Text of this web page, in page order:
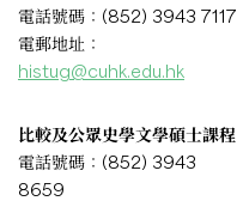
電話號碼：(852) 3943 7117
電郵地址：
histug@cuhk.edu.hk
比較及公眾史學文學碩士課程
電話號碼：(852) 3943
8659